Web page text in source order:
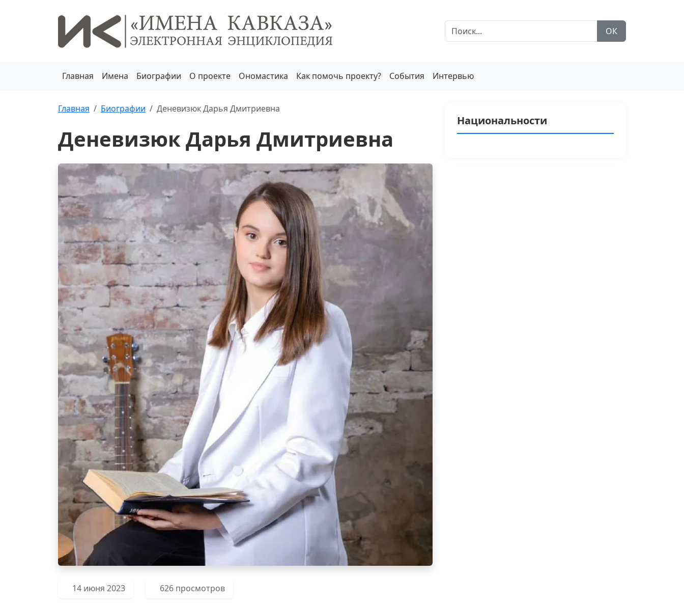
ОК
Главная Имена Биографии О проекте Ономастика Как помочь проекту? События Интервью
Главная Биографии Деневизюк Дарья Дмитриевна
Деневизюк Дарья Дмитриевна
14 июня 2023 626 просмотров
Национальности